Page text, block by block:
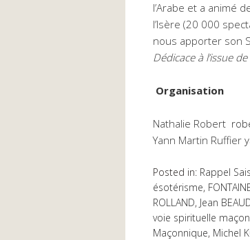
l’Arabe et a animé
l’Isère (20 000
nous apporter son
Dédicace à l’issue
Organisation
Nathalie Robert
Yann Martin Ruffier
Posted in: Rappel
ésotérisme,
ROLLAND, Jean
voie spirituelle
Maçonnique, Michel